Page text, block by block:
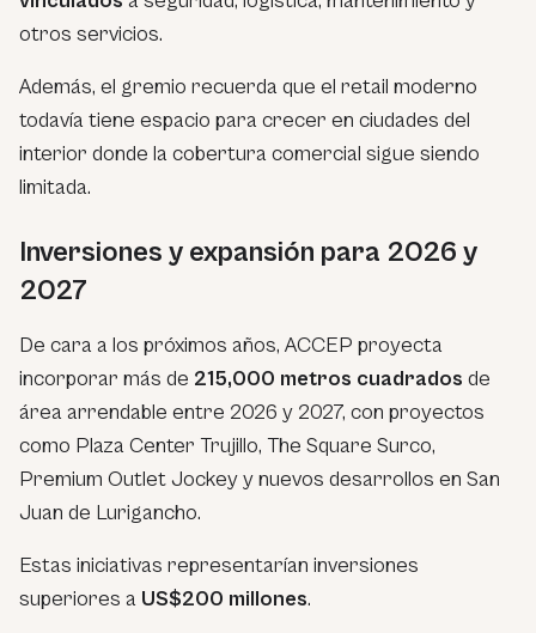
otros servicios.
Además, el gremio recuerda que el retail moderno
todavía tiene espacio para crecer en ciudades del
interior donde la cobertura comercial sigue siendo
limitada.
Inversiones y expansión para 2026 y
2027
De cara a los próximos años, ACCEP proyecta
incorporar más de 215,000 metros cuadrados de
área arrendable entre 2026 y 2027, con proyectos
como Plaza Center Trujillo, The Square Surco,
Premium Outlet Jockey y nuevos desarrollos en San
Juan de Lurigancho.
Estas iniciativas representarían inversiones
superiores a US$200 millones.